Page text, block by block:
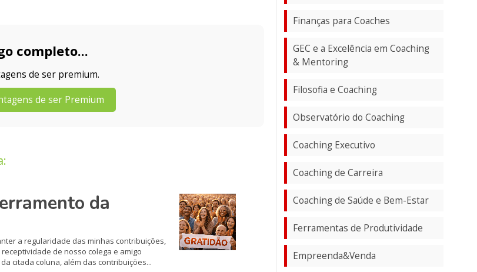
completo...
de ser premium.
de ser Premium
da
a regularidade das minhas contribuições,
de nosso colega e amigo
citada coluna, além das contribuições...
Finanças para Coaches
GEC e a Excelência em Coaching
& Mentoring
Filosofia e Coaching
Observatório do Coaching
Coaching Executivo
Coaching de Carreira
Coaching de Saúde e Bem-Estar
Ferramentas de Produtividade
Empreenda&Venda